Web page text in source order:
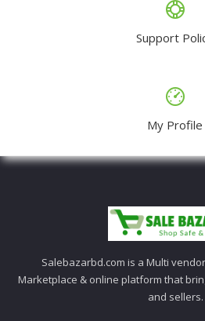
Support
My Profile
Salebazarbd.com is a Multi
Marketplace & online platform that
and sellers.